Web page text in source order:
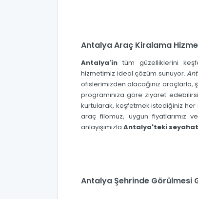
Antalya Araç Kiralama
Antalya'in tüm güzelliklerini
hizmetimiz ideal çözüm sunuyor.
ofislerimizden alacağınız araçlarla,
programınıza göre ziyaret
kurtularak, keşfetmek istediğiniz her
araç filomuz, uygun fiyatlarımız
anlayışımızla Antalya'teki
Antalya Şehrinde Görülmesi